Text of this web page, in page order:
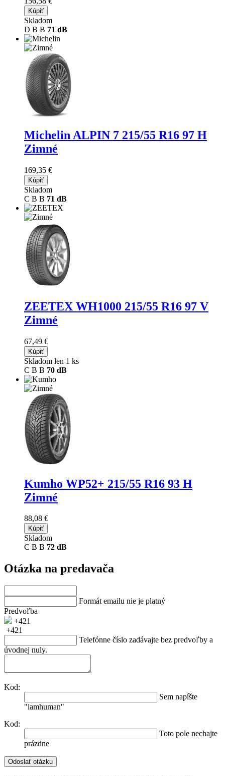
Kúpiť
Skladom
D B B 71 dB
Michelin ALPIN 7 215/55 R16 97 H
Zimné
169,35 €
Kúpiť
Skladom
C B B 71 dB
ZEETEX WH1000 215/55 R16 97 V
Zimné
67,49 €
Kúpiť
Skladom len 1 ks
C B B 70 dB
Kumho WP52+ 215/55 R16 93 H
Zimné
88,08 €
Kúpiť
Skladom
C B B 72 dB
Otázka na predavača
Formát emailu nie je platný
Predvoľba
+421
+421
Telefónne číslo zadávajte bez predvoľby a
úvodnej nuly.
Kod:
Sem napíšte
"iamhuman"
Kod:
Toto pole nechajte
prázdne